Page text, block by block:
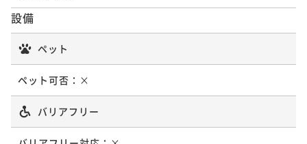
設備
ペット
ペット可否： ×
バリアフリー